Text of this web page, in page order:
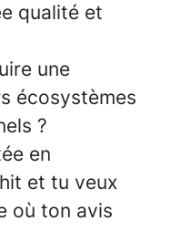
qualité et
une
écosystèmes
?
en
et tu veux
où ton avis